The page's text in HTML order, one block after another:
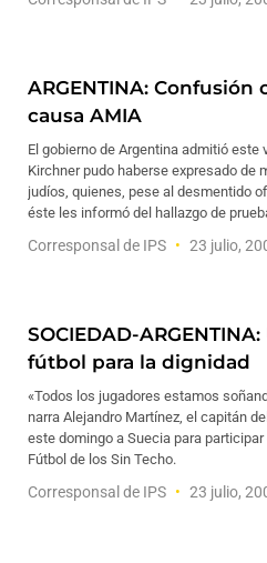
ARGENTINA: Confusión
causa AMIA
El gobierno de Argentina admitió
Kirchner pudo haberse expresado de
judíos, quienes, pese al desmentido
éste les informó del hallazgo de
Corresponsal de IPS 23 julio,
SOCIEDAD-
fútbol para la dignidad
«Todos los jugadores estamos
narra Alejandro Martínez, el capitán
este domingo a Suecia para
Fútbol de los Sin Techo.
Corresponsal de IPS 23 julio,